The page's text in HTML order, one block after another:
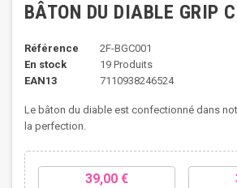
BÂTON DU DIABLE GRIP
Référence
2F-BGC001
En stock
19 Produits
EAN13
7110938246524
Le bâton du diable est confectionné dans
la perfection.
39,00 €